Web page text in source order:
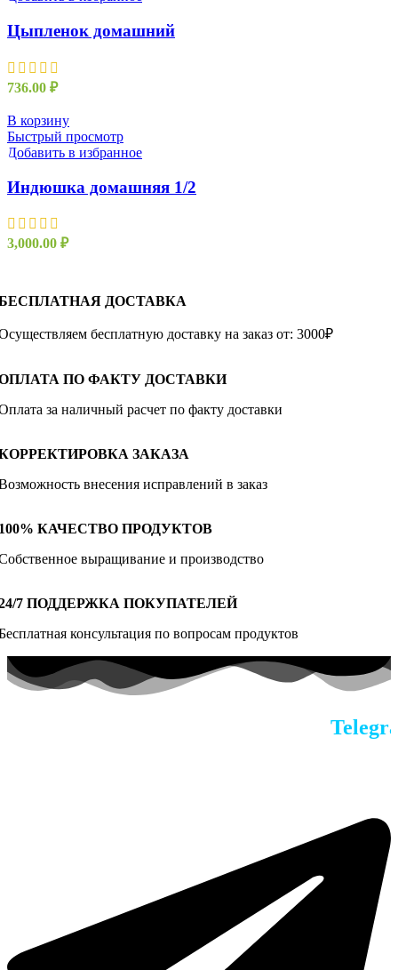
Цыпленок домашний
736.00 ₽
В корзину
Быстрый просмотр
Добавить в избранное
Индюшка домашняя 1/2
3,000.00 ₽
ДОСТАВКА
бесплатную доставку на заказ от: 3000₽
ПО ФАКТУ ДОСТАВКИ
за наличный расчет по факту доставки
ЗАКАЗА
внесения исправлений в заказ
КАЧЕСТВО ПРОДУКТОВ
выращивание и производство
7 ПОДДЕРЖКА ПОКУПАТЕЛЕЙ
консультация по вопросам продуктов